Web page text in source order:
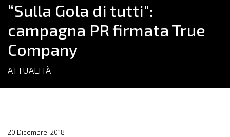
“Sulla Gola di tutti":
campagna PR firmata True
Company
ATTUALITÀ
20 Dicembre, 2018